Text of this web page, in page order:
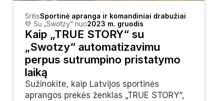
SritisSportinė apranga ir komandiniai drabužiai
💛 Su „Swotzy“ nuo2023 m. gruodis
Kaip „TRUE STORY“ su
„Swotzy“ automatizavimu
perpus sutrumpino pristatymo
laiką
Sužinokite, kaip Latvijos sportinės
aprangos prekės ženklas „TRUE STORY“,